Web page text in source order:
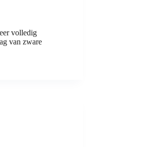
volledig
van zware